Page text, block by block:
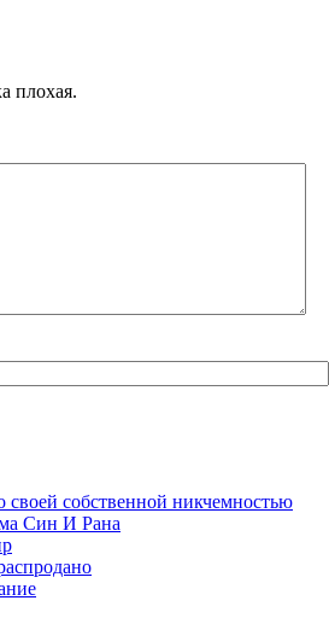
плохая.
своей собственной никчемностью
Син И Рана